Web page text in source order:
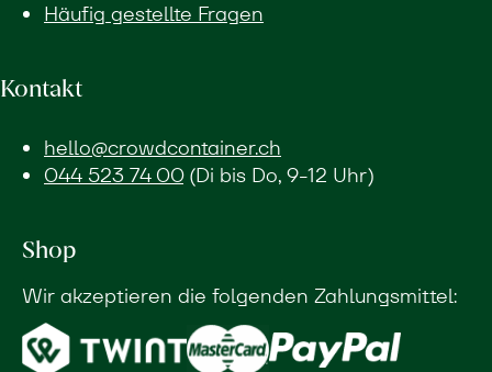
Häufig gestellte Fragen
Kontakt
hello@crowdcontainer.ch
044 523 74 00(Di bis Do, 9-12 Uhr)
Shop
Wir akzeptieren die folgenden Zahlungsmittel: